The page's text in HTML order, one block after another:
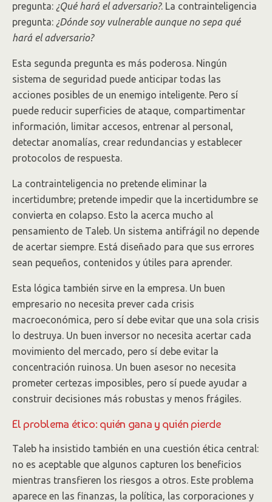
pregunta: ¿Qué hará el adversario?. La contrainteligencia
pregunta: ¿Dónde soy vulnerable aunque no sepa qué
hará el adversario?
Esta segunda pregunta es más poderosa. Ningún
sistema de seguridad puede anticipar todas las
acciones posibles de un enemigo inteligente. Pero sí
puede reducir superficies de ataque, compartimentar
información, limitar accesos, entrenar al personal,
detectar anomalías, crear redundancias y establecer
protocolos de respuesta.
La contrainteligencia no pretende eliminar la
incertidumbre; pretende impedir que la incertidumbre se
convierta en colapso. Esto la acerca mucho al
pensamiento de Taleb. Un sistema antifrágil no depende
de acertar siempre. Está diseñado para que sus errores
sean pequeños, contenidos y útiles para aprender.
Esta lógica también sirve en la empresa. Un buen
empresario no necesita prever cada crisis
macroeconómica, pero sí debe evitar que una sola crisis
lo destruya. Un buen inversor no necesita acertar cada
movimiento del mercado, pero sí debe evitar la
concentración ruinosa. Un buen asesor no necesita
prometer certezas imposibles, pero sí puede ayudar a
construir decisiones más robustas y menos frágiles.
El problema ético: quién gana y quién pierde
Taleb ha insistido también en una cuestión ética central:
no es aceptable que algunos capturen los beneficios
mientras transfieren los riesgos a otros. Este problema
aparece en las finanzas, la política, las corporaciones y